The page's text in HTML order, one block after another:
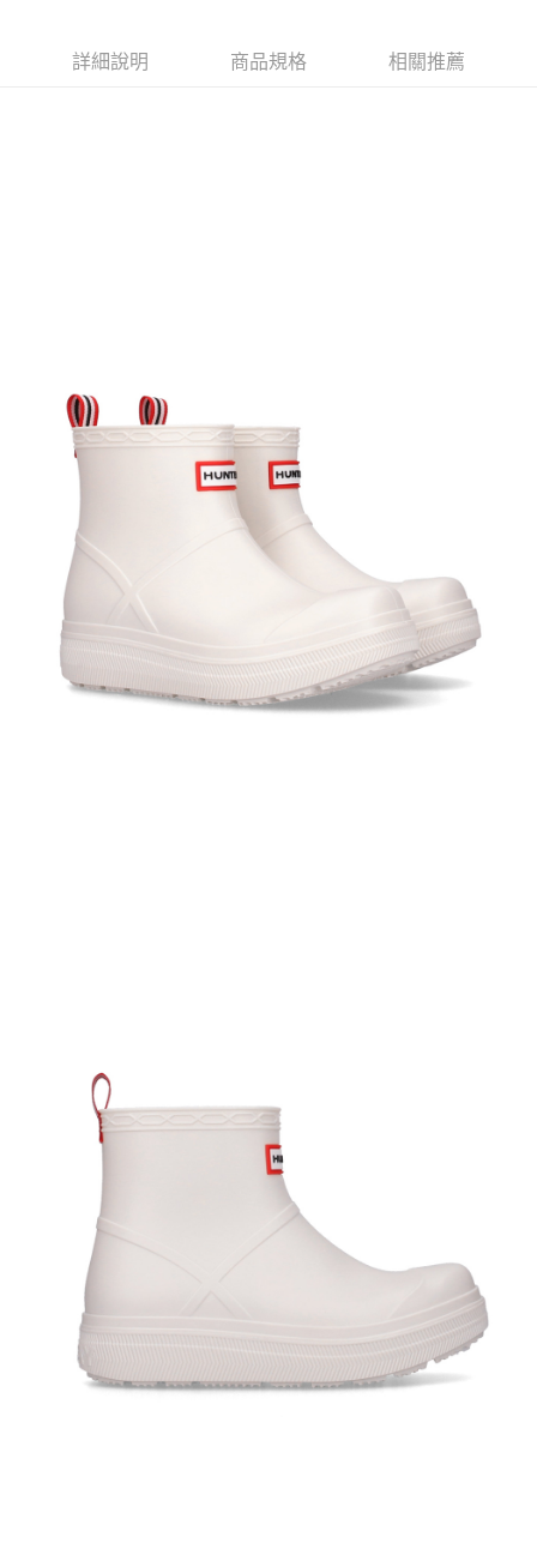
新竹貨運詳細說明 商品規格 相關推薦